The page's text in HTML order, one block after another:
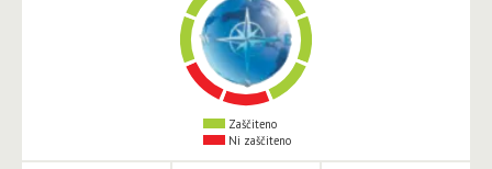
Zaščiteno
Ni zaščiteno